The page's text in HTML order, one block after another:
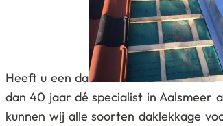
Heeft u een da
dan 40 jaar dé specialist in Aalsmeer
kunnen wij alle soorten daklekkage